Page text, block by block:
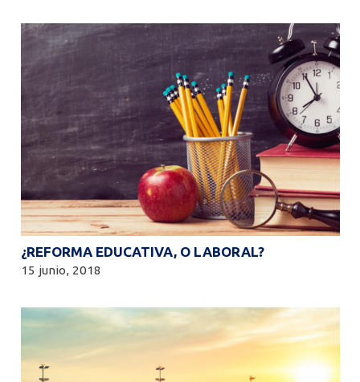
¿REFORMA EDUCATIVA, O LABORAL?
15 junio, 2018